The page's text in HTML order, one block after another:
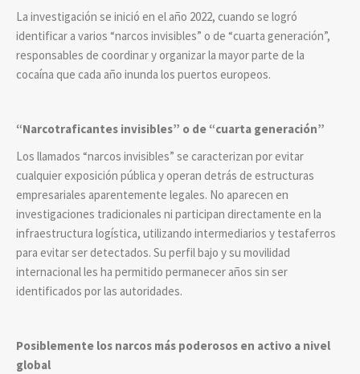
La investigación se inició en el año 2022, cuando se logró
identificar a varios “narcos invisibles” o de “cuarta generación”,
responsables de coordinar y organizar la mayor parte de la
cocaína que cada año inunda los puertos europeos.
“Narcotraficantes invisibles” o de “cuarta generación”
Los llamados “narcos invisibles” se caracterizan por evitar
cualquier exposición pública y operan detrás de estructuras
empresariales aparentemente legales. No aparecen en
investigaciones tradicionales ni participan directamente en la
infraestructura logística, utilizando intermediarios y testaferros
para evitar ser detectados. Su perfil bajo y su movilidad
internacional les ha permitido permanecer años sin ser
identificados por las autoridades.
Posiblemente los narcos más poderosos en activo a nivel
global